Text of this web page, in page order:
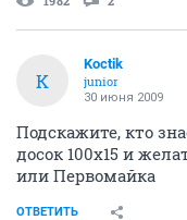
K
Koctik
junior
30 июня 2009
Подскажите, кто
досок 100х15 и
или Первомайка
ОТВЕТИТЬ